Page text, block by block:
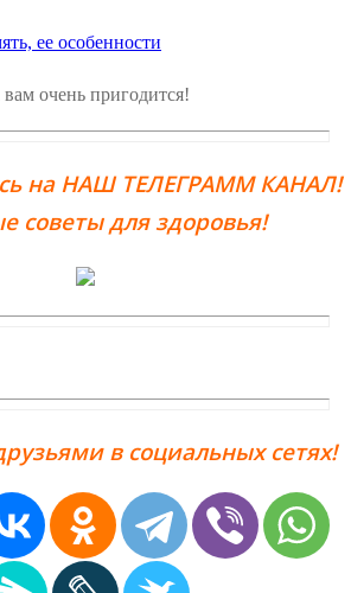
ее особенности
очень пригодится!
на НАШ ТЕЛЕГРАММ КАНАЛ!
советы для здоровья!
в социальных сетях!